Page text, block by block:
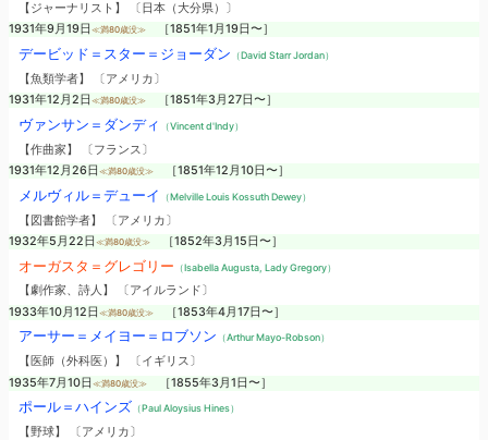
【ジャーナリスト】 〔日本（大分県）〕
1931年9月19日 ≪満80歳没≫ ［1851年1月19日〜］
デービッド＝スター＝ジョーダン （David Starr Jordan）
【魚類学者】 〔アメリカ〕
1931年12月2日 ≪満80歳没≫ ［1851年3月27日〜］
ヴァンサン＝ダンディ （Vincent d'Indy）
【作曲家】 〔フランス〕
1931年12月26日 ≪満80歳没≫ ［1851年12月10日〜］
メルヴィル＝デューイ （Melville Louis Kossuth Dewey）
【図書館学者】 〔アメリカ〕
1932年5月22日 ≪満80歳没≫ ［1852年3月15日〜］
オーガスタ＝グレゴリー （Isabella Augusta, Lady Gregory）
【劇作家、詩人】 〔アイルランド〕
1933年10月12日 ≪満80歳没≫ ［1853年4月17日〜］
アーサー＝メイヨー＝ロブソン （Arthur Mayo-Robson）
【医師（外科医）】 〔イギリス〕
1935年7月10日 ≪満80歳没≫ ［1855年3月1日〜］
ポール＝ハインズ （Paul Aloysius Hines）
【野球】 〔アメリカ〕